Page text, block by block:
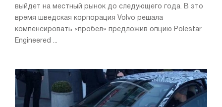
выйдет на местный рынок до следующего года. В это
время шведская корпорация Volvo решала
компенсировать «пробел» предложив опцию Polestar
Engineered ...